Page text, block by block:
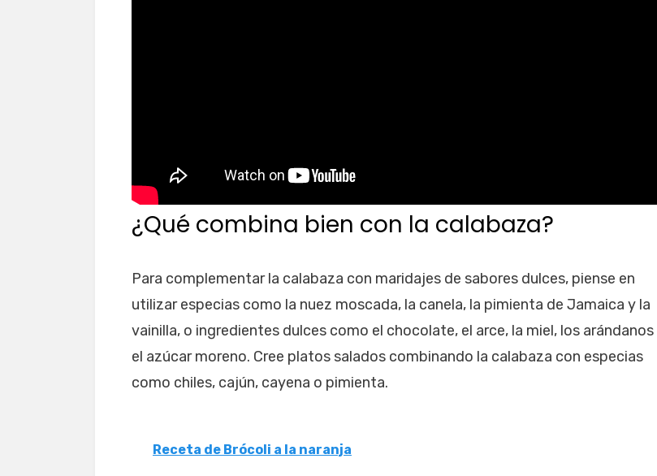
¿Qué combina bien con la calabaza?
Para complementar la calabaza con maridajes de sabores dulces, piense en
utilizar especias como la nuez moscada, la canela, la pimienta de Jamaica y la
vainilla, o ingredientes dulces como el chocolate, el arce, la miel, los arándanos
el azúcar moreno. Cree platos salados combinando la calabaza con especias
como chiles, cajún, cayena o pimienta.
Receta de Brócoli a la naranja